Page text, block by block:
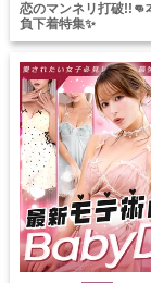
恋のマンネリ打破!!👊
負下着特集✨